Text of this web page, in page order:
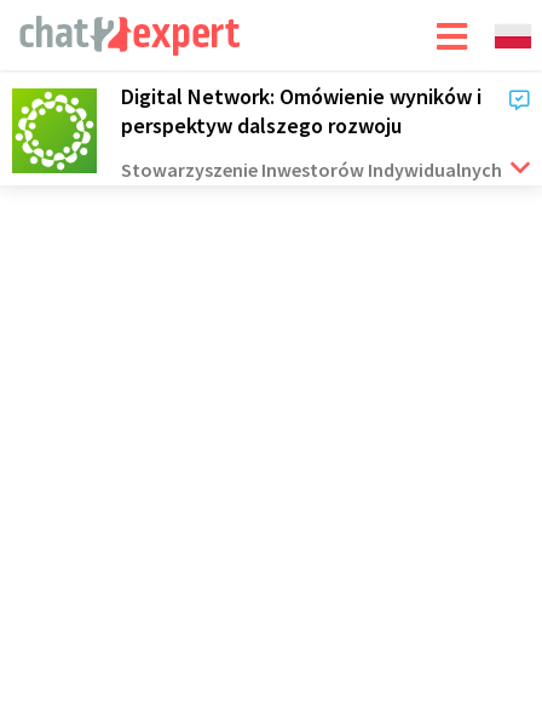
Digital Network: Omówienie wyników i
perspektyw dalszego rozwoju
Stowarzyszenie Inwestorów Indywidualnych